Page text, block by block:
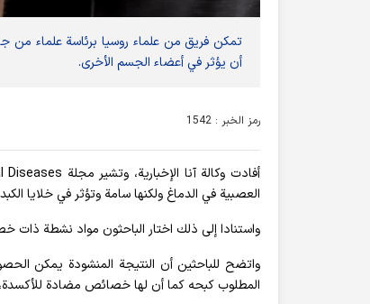
تمكن فريق من علماء روسيا برئاسة علماء من
أن يؤثر في أعضاء الجسم الأخرى.
رمز الخبر : 1542
العصبية في الدماغ ولكنها سامة وتؤثر في خلايا
واستنادا إلى ذلك اختار الباحثون مواد نشطة
واتضح للباحثين أن النتيجة المنشودة يمكن
المطلوب كبحه كما أن لها خصائص مضادة للأكسدة،